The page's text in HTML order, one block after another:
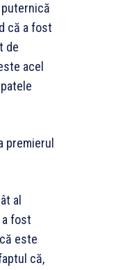
că a fost
de
acel
premierul
al
a fost
este
că,